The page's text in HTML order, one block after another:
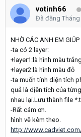
votinh66
Đã đăng Tháng
NHỜ CÁC ANH EM
-ta có 2 layer:
+layer1:là hình màu
+layer2:là hình màu đỏ
-ta muốn tính diện tích
quả là dịên tích của
nhau lại.Lưu thành file
-Rất cám ơn.
hình vẽ kèm theo.
http://